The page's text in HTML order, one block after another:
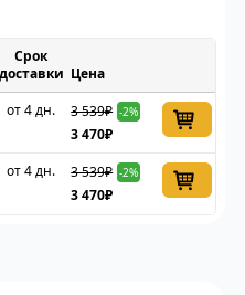
Срок
доставки Цена
от 4 дн. 3 539₽ -2%
3 470₽
от 4 дн. 3 539₽ -2%
3 470₽